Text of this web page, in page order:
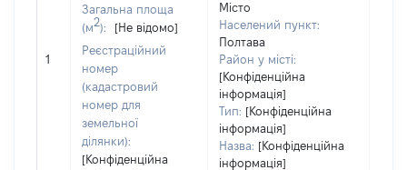
1
Загальна площа
(м2):
[Не відомо]
Реєстраційний
номер
(кадастровий
номер для
земельної
ділянки):
[Конфіденційна
Місто
Населений пункт:
Полтава
Район у місті:
[Конфіденційна
інформація]
Тип: [Конфіденційна
інформація]
Назва: [Конфіденційна
інформація]